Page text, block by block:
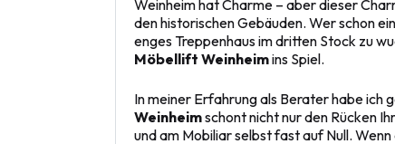
Weinheim hat Charme – aber dieser
den historischen Gebäuden. Wer schon
enges Treppenhaus im dritten Stock zu
Möbellift Weinheimins Spiel.
In meiner Erfahrung als Berater habe ich
Weinheimschont nicht nur den Rücken
und am Mobiliar selbst fast auf Null.